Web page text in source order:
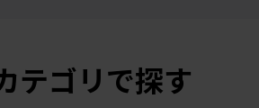
テゴリで探す